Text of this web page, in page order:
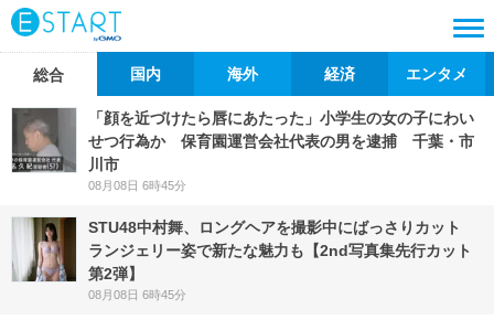
総合 国内 海外 経済 エンタメ
「顔を近づけたら唇にあたった」小学生の女の子にわい
せつ行為か 保育園運営会社代表の男を逮捕 千葉・市
川市
08月08日 6時45分
STU48中村舞、ロングヘアを撮影中にばっさりカット
ランジェリー姿で新たな魅力も【2nd写真集先行カット
第2弾】
08月08日 6時45分